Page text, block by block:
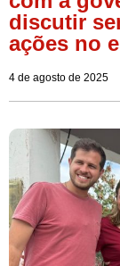
discutir
ações no
4 de agosto de 2025